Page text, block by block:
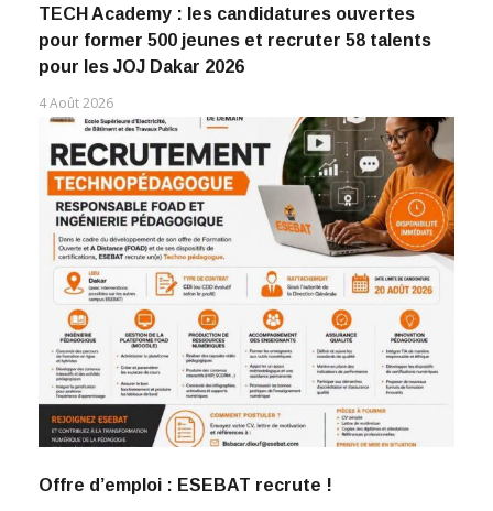
TECH Academy : les candidatures ouvertes
pour former 500 jeunes et recruter 58 talents
pour les JOJ Dakar 2026
4 Août 2026
Offre d’emploi : ESEBAT recrute !